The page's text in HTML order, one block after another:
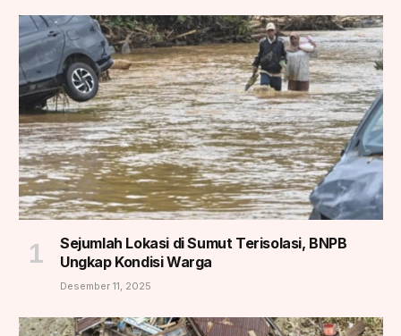
Sejumlah Lokasi di Sumut Terisolasi, BNPB
Ungkap Kondisi Warga
Desember 11, 2025